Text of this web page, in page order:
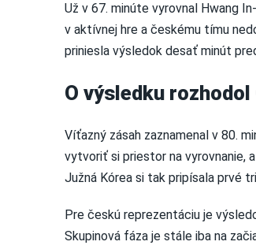
Už v 67. minúte vyrovnal Hwang
v aktívnej hre a českému tímu
priniesla výsledok desať minút
O výsledku
Víťazný zásah zaznamenal v 80.
vytvoriť si priestor na vyrovnanie,
Južná Kórea si tak pripísala prvé
Pre českú reprezentáciu je
Skupinová fáza je stále iba na